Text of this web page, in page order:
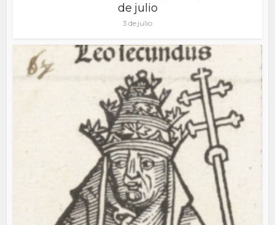
de julio
3 de julio